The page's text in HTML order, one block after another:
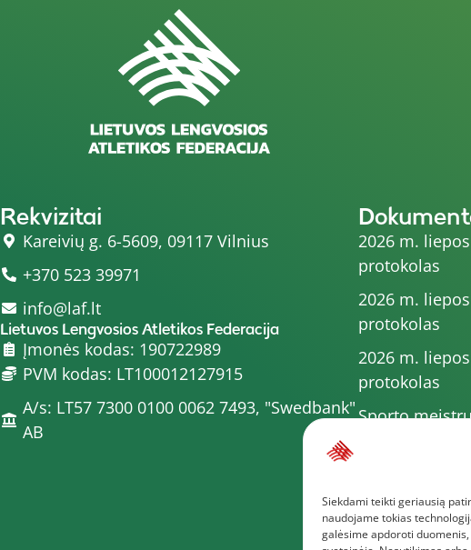
Siekdami teikti geriausią
naudojame tokias
galėsime apdoroti
Rekvizitai
Kareivių g. 6-5609, 09117 Vilnius
+370 523 39971
info@laf.lt
Lietuvos Lengvosios Atletikos Federacija
Įmonės kodas: 190722989
PVM kodas: LT100012127915
A/s: LT57 7300 0100 0062 7493, "Swedbank"
AB
2026 m.
protokolas
2026 m.
protokolas
2026 m.
protokolas
Sporto
2026 m.
protokolas
Daugiau